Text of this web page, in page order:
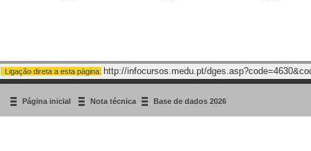
Ligação direta a esta página: http://infocursos.medu.pt/
Página inicial Nota técnica Base de dados 2026